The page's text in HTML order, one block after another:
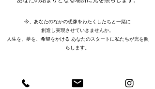
今、あなたのなかの想像をわたくしたちと一緒に
創造し実現させていきませんか。
人生を、夢を、希望をかける あなたのスタートに私たちが光を照
らします。
vaspex |